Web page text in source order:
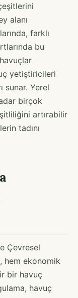
alanı
farklı
bu
yetiştiricileri
sunar. Yerel
birçok
artırabilir
tadını
Çevresel
hem ekonomik
bir havuç
havuç